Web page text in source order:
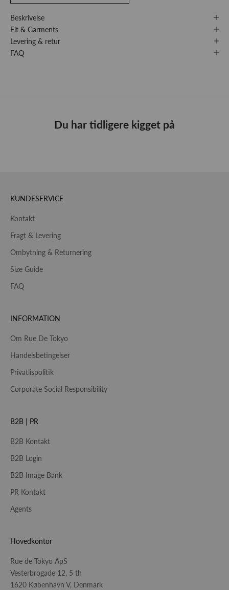
Beskrivelse
Fit & Garments
Levering & retur
FAQ
Du har tidligere kigget på
KUNDESERVICE
Kontakt
Fragt & Levering
Ombytning & Returnering
Size Guide
FAQ
INFORMATION
Om Rue De Tokyo
Handelsbetingelser
Privatlispolitik
Corporate Social Responsibility
B2B | PR
B2B Kontakt
B2B Login
B2B Image Bank
PR Kontakt
Agents
Hovedkontor
Rue de Tokyo ApS
Vesterbrogade 12, 5 th
1620 København V, Denmark